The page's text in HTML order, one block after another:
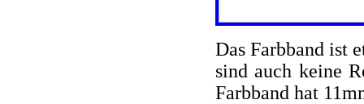
Das Farbband ist
sind auch keine
Farbband hat